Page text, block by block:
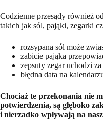
Codzienne przesądy również
takich jak sól, pająki, zegarki
rozsypana sól może
zabicie pająka
zepsuty zegar uchodzi za
błędna data na
Chociaż te przekonania nie
potwierdzenia, są głęboko
i nierzadko wpływają na